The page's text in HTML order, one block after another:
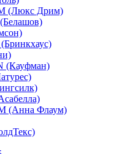
(Люкс Дрим)
(Кауфман)
(Анна Флаум)